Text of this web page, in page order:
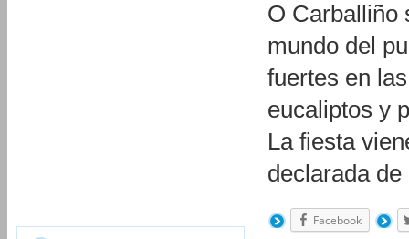
O Carballiño
mundo del
fuertes en
eucaliptos y
La fiesta
declarada
Facebook